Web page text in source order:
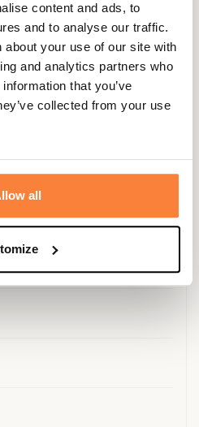
content and ads, to
and to analyse our traffic.
about your use of our site with
and analytics partners who
that you’ve
collected from your use
all